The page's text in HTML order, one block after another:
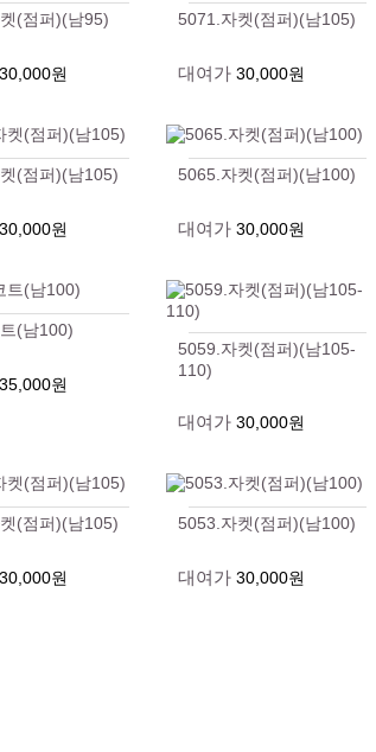
(점퍼)(남95)
30,000원
5071.자켓(점퍼)(남105)
대여가 30,000원
(점퍼)(남105)
30,000원
5065.자켓(점퍼)(남100)
대여가 30,000원
(남100)
35,000원
5059.자켓(점퍼)(남105-
110)
대여가 30,000원
(점퍼)(남105)
30,000원
5053.자켓(점퍼)(남100)
대여가 30,000원